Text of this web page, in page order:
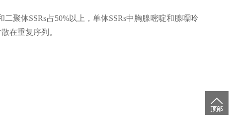
聚体SSRs占50%以上，单体SSRs中胸腺嘧啶和腺嘌呤
在重复序列。